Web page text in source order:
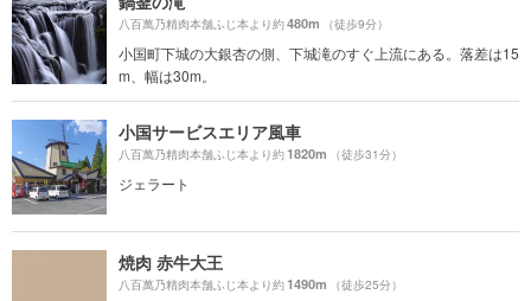
八百萬乃精肉本舗ふじ本より約480m （徒歩9分）
小国町下城の大銀杏の側、下城滝のすぐ上流にある。落差は15
m、幅は30m。
小国サービスエリア風車
八百萬乃精肉本舗ふじ本より約1820m （徒歩31分）
ジェラート
焼肉 赤牛大王
八百萬乃精肉本舗ふじ本より約1490m （徒歩25分）